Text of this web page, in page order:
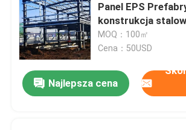
Panel EPS
konstrukcja
H
MOQ：100㎡
Cena：50USD
Najlepsza cena